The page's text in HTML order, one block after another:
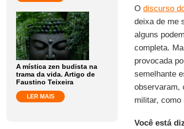
A mística zen budista na
trama da vida. Artigo de
Faustino Teixeira
LER MAIS
O discurso
deixa de me
alguns
completa.
provocada
semelhante
observaram,
militar, como
Você está